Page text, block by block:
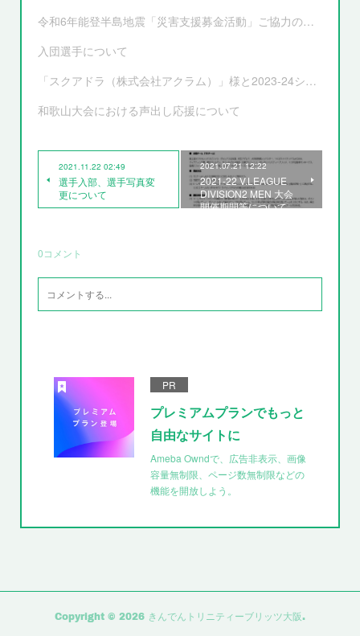
令和6年能登半島地震「災害支援募金活動」ご協力のお願い
入団選手について
「スクアドラ（株式会社アクラム）」様と2023-24シーズンオフィシャルユニフォーム サプライヤー契約更新および新ユニフォーム決定のお知らせ
和歌山大会における声出し応援について
2021.11.22 02:49
選手入部、選手写真変
更について
2021.07.21 12:22
2021-22 V.LEAGUE
DIVISION2 MEN 大会
開催期間等について
0コメント
PR
プレミアムプランでもっと
自由なサイトに
Ameba Owndで、広告非表示、画像
容量無制限、ページ数無制限などの
機能を開放しよう。
Copyright © 2026 きんでんトリニティーブリッツ大阪.